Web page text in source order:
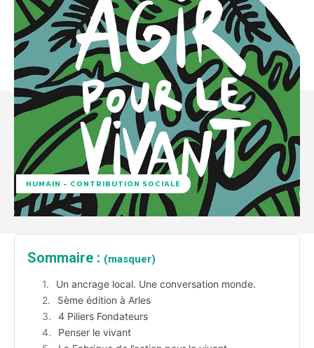
HUMAIN - CONTRIBUTION SOCIALE
Sommaire : (masquer)
Un ancrage local. Une conversation monde.
5ème édition à Arles
4 Piliers Fondateurs
Penser le vivant